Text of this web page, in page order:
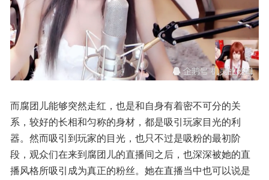
而腐团儿能够突然走红，也是和自身有着密不可分的关
系，较好的长相和匀称的身材，都是吸引玩家目光的利
器。然而吸引到玩家的目光，也只不过是吸粉的最初阶
段，观众们在来到腐团儿的直播间之后，也深深被她的直
播风格所吸引成为真正的粉丝。她在直播当中也可以说是